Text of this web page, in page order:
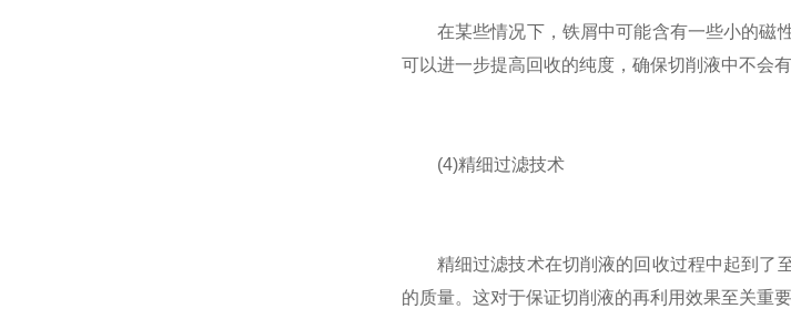
在某些情况下，铁屑中可能含有一些小的磁性
可以进一步提高回收的纯度，确保切削液中不会有
(4)精细过滤技术
精细过滤技术在切削液的回收过程中起到了至
的质量。这对于保证切削液的再利用效果至关重要